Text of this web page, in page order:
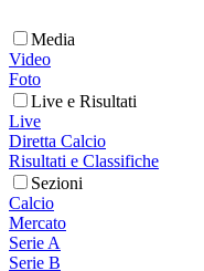
Media
Video
Foto
Live e Risultati
Live
Diretta Calcio
Risultati e Classifiche
Sezioni
Calcio
Mercato
Serie A
Serie B